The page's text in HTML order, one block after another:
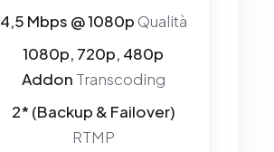
4,5 Mbps @ 1080p Qualità
1080p, 720p, 480p
Addon Transcoding
2* (Backup & Failover)
RTMP